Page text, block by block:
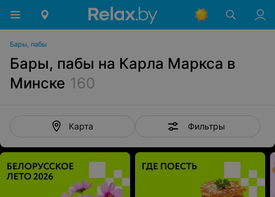
Бары, пабы
Бары, пабы на Карла Маркса в
Минске 160
Карта Фильтры